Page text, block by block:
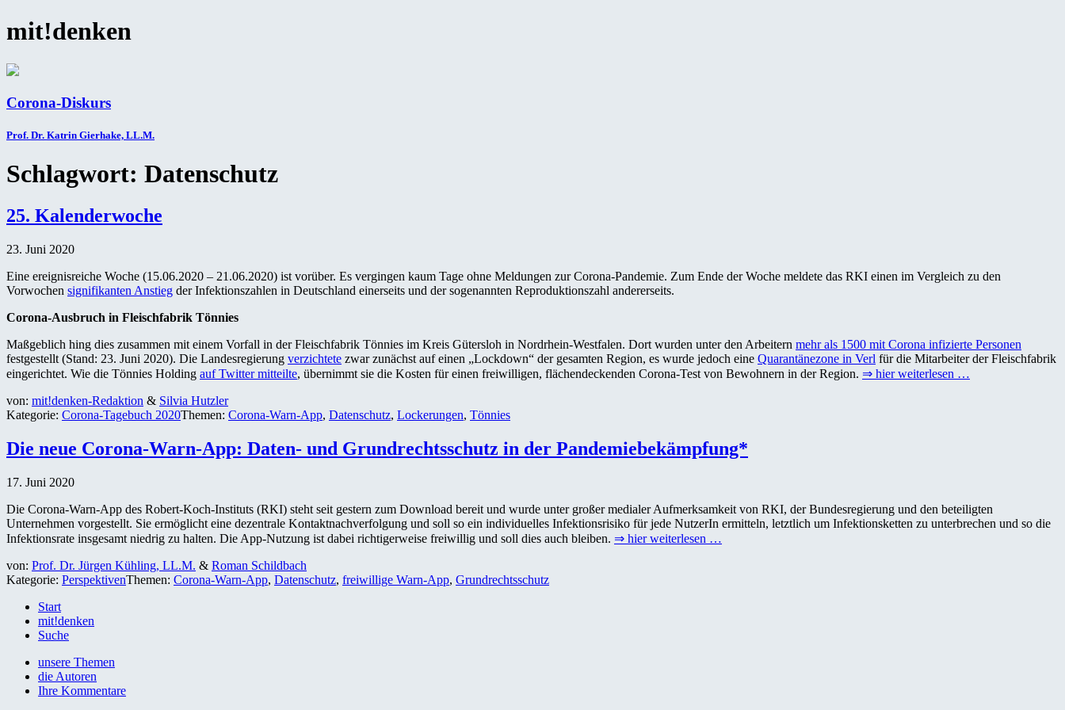
mit!denken
Corona-Diskurs
Prof. Dr. Katrin Gierhake, LL.M.
Schlagwort: Datenschutz
25. Kalenderwoche
23. Juni 2020
Eine ereignisreiche Woche (15.06.2020 – 21.06.2020) ist vorüber. Es vergingen kaum Tage ohne Meldungen zur Corona-Pandemie. Zum Ende der Woche meldete das RKI einen im Vergleich zu den
Vorwochen signifikanten Anstieg der Infektionszahlen in Deutschland einerseits und der sogenannten Reproduktionszahl andererseits.
Corona-Ausbruch in Fleischfabrik Tönnies
Maßgeblich hing dies zusammen mit einem Vorfall in der Fleischfabrik Tönnies im Kreis Gütersloh in Nordrhein-Westfalen. Dort wurden unter den Arbeitern mehr als 1500 mit Corona infizierte Personen
festgestellt (Stand: 23. Juni 2020). Die Landesregierung verzichtete zwar zunächst auf einen „Lockdown“ der gesamten Region, es wurde jedoch eine Quarantänezone in Verl für die Mitarbeiter der Fleischfabrik
eingerichtet. Wie die Tönnies Holding auf Twitter mitteilte, übernimmt sie die Kosten für einen freiwilligen, flächendeckenden Corona-Test von Bewohnern in der Region. ⇒ hier weiterlesen …
von: mit!denken-Redaktion & Silvia Hutzler
Kategorie: Corona-Tagebuch 2020Themen: Corona-Warn-App, Datenschutz, Lockerungen, Tönnies
Die neue Corona-Warn-App: Daten- und Grundrechtsschutz in der Pandemiebekämpfung*
17. Juni 2020
Die Corona-Warn-App des Robert-Koch-Instituts (RKI) steht seit gestern zum Download bereit und wurde unter großer medialer Aufmerksamkeit von RKI, der Bundesregierung und den beteiligten
Unternehmen vorgestellt. Sie ermöglicht eine dezentrale Kontaktnachverfolgung und soll so ein individuelles Infektionsrisiko für jede NutzerIn ermitteln, letztlich um Infektionsketten zu unterbrechen und so die
Infektionsrate insgesamt niedrig zu halten. Die App-Nutzung ist dabei richtigerweise freiwillig und soll dies auch bleiben. ⇒ hier weiterlesen …
von: Prof. Dr. Jürgen Kühling, LL.M. & Roman Schildbach
Kategorie: PerspektivenThemen: Corona-Warn-App, Datenschutz, freiwillige Warn-App, Grundrechtsschutz
Start
mit!denken
Suche
unsere Themen
die Autoren
Ihre Kommentare